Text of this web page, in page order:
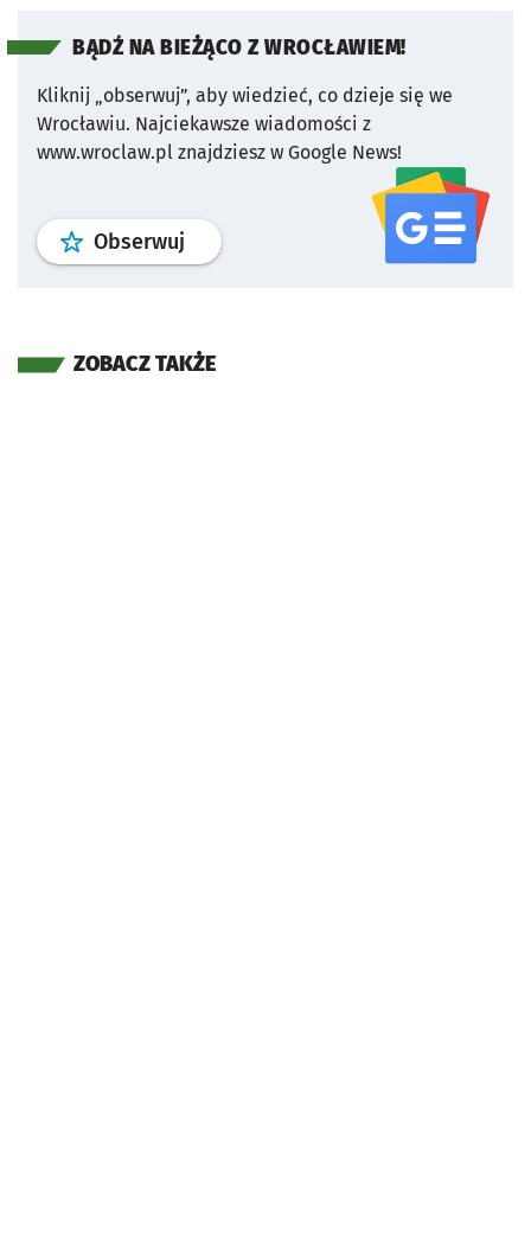
BĄDŹ NA BIEŻĄCO Z WROCŁAWIEM!
Kliknij „obserwuj”, aby wiedzieć, co dzieje się we
Wrocławiu. Najciekawsze wiadomości z
www.wroclaw.pl znajdziesz w Google News!
Obserwuj profil serwisu
ZOBACZ TAKŻE